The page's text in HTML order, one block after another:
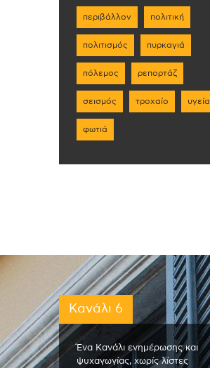
περιβάλλον πολιτική
πολιτισμός πυρκαγιά
πόλεμος ρεπορτάζ
σεισμός τροχαίο υγεία
φωτιά
Κανάλι 6
Ένα Κανάλι ενημέρωσης και
ψυχαγωγίας, χωρίς λίστες